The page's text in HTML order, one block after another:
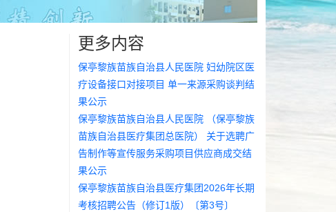
更多内容
保亭黎族苗族自治县人民医院 妇幼院区医
疗设备接口对接项目 单一来源采购谈判结
果公示
保亭黎族苗族自治县人民医院 （保亭黎族
苗族自治县医疗集团总医院） 关于选聘广
告制作等宣传服务采购项目供应商成交结
果公示
保亭黎族苗族自治县医疗集团2026年长期
考核招聘公告（修订1版）〔第3号〕